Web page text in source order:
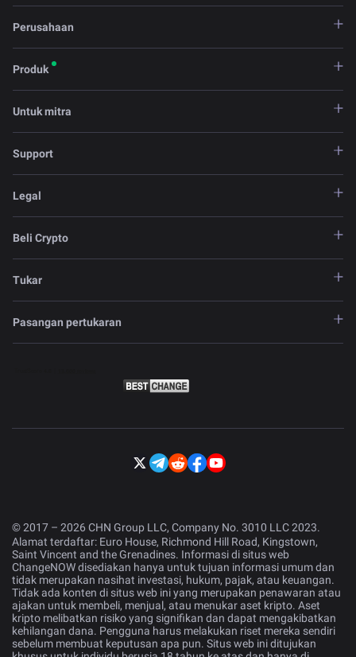
Perusahaan
Produk
Untuk mitra
Support
Legal
Beli Crypto
Tukar
Pasangan pertukaran
© 2017 – 2026 CHN Group LLC, Company No. 3010 LLC 2023.
Alamat terdaftar: Euro House, Richmond Hill Road, Kingstown,
Saint Vincent and the Grenadines. Informasi di situs web
ChangeNOW disediakan hanya untuk tujuan informasi umum dan
tidak merupakan nasihat investasi, hukum, pajak, atau keuangan.
Tidak ada konten di situs web ini yang merupakan penawaran atau
ajakan untuk membeli, menjual, atau menukar aset kripto. Aset
kripto melibatkan risiko yang signifikan dan dapat mengakibatkan
kehilangan dana. Pengguna harus melakukan riset mereka sendiri
sebelum membuat keputusan apa pun. Situs web ini ditujukan